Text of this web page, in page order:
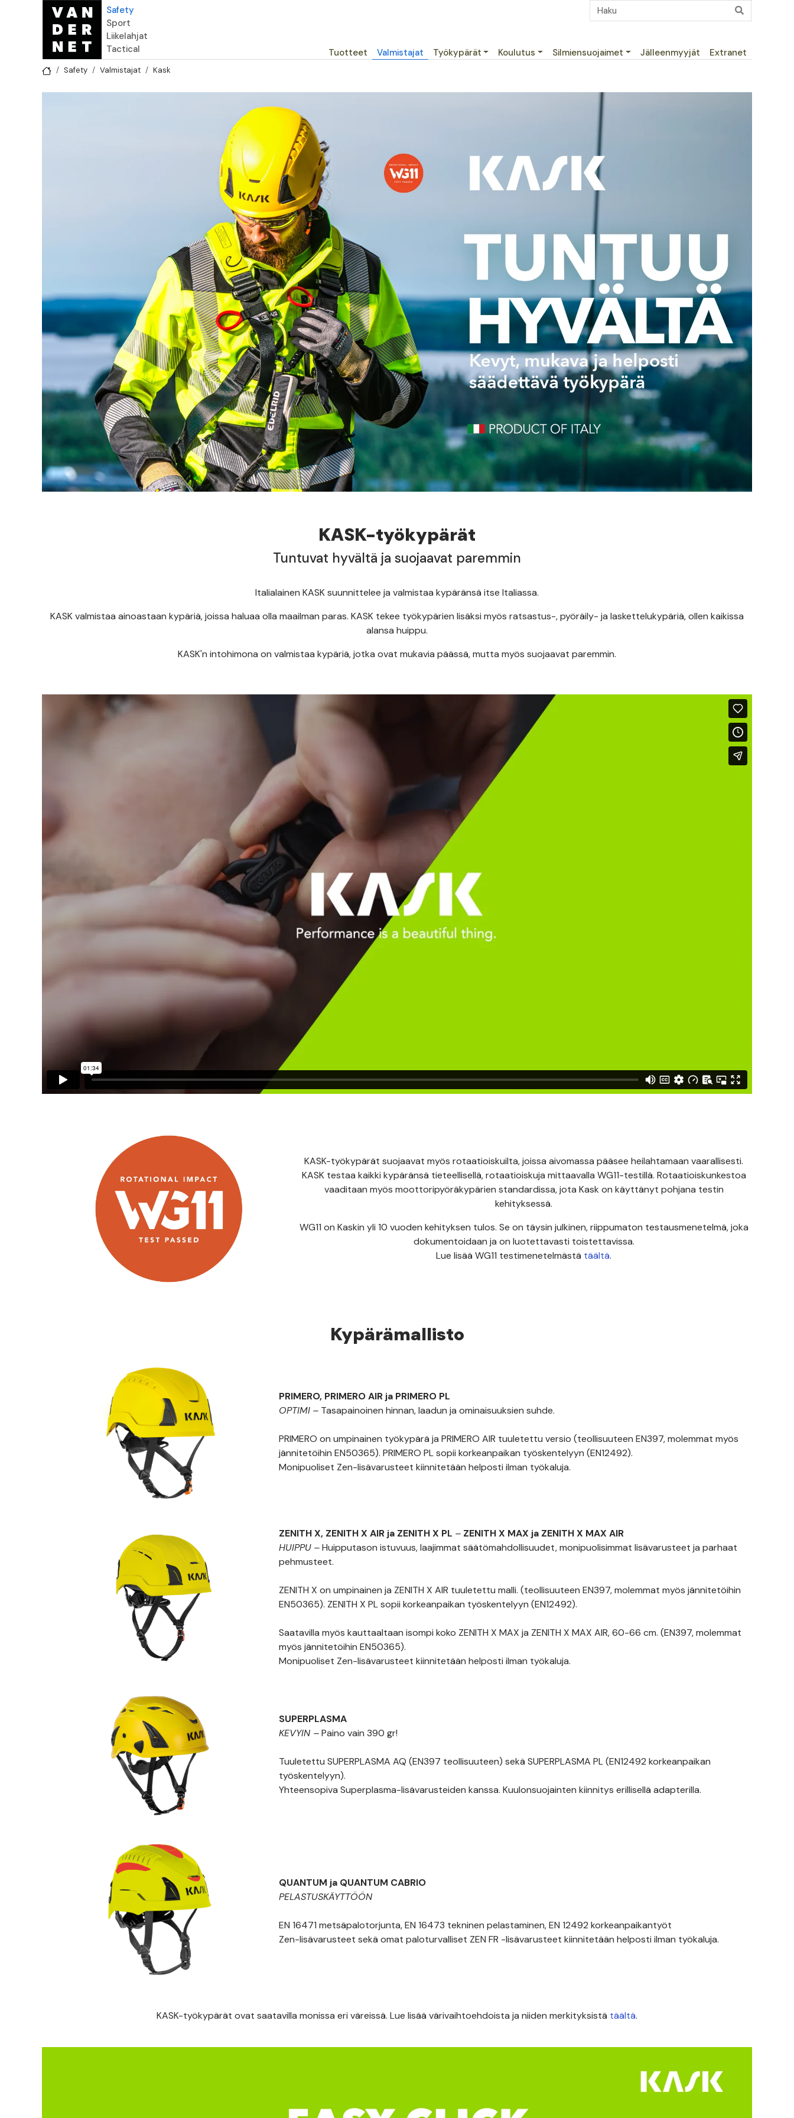
Hyppää pääsisältöön
Safety
Sport
Liikelahjat
Tactical
Päävalikko
Tuotteet Valmistajat Työkypärät Koulutus Silmiensuojaimet Jälleenmyyjät Extranet
Safety Valmistajat Kask
KASK-työkypärät
Tuntuvat hyvältä ja suojaavat paremmin
Italialainen KASK suunnittelee ja valmistaa kypäränsä itse Italiassa.
KASK valmistaa ainoastaan kypäriä, joissa haluaa olla maailman paras. KASK tekee työkypärien lisäksi myös ratsastus-, pyöräily- ja laskettelukypäriä, ollen kaikissa
alansa huippu.
KASK'n intohimona on valmistaa kypäriä, jotka ovat mukavia päässä, mutta myös suojaavat paremmin.
KASK-työkypärät suojaavat myös rotaatioiskuilta, joissa aivomassa pääsee heilahtamaan vaarallisesti.
KASK testaa kaikki kypäränsä tieteellisellä, rotaatioiskuja mittaavalla WG11-testillä. Rotaatioiskunkestoa
vaaditaan myös moottoripyöräkypärien standardissa, jota Kask on käyttänyt pohjana testin
kehityksessä.
WG11 on Kaskin yli 10 vuoden kehityksen tulos. Se on täysin julkinen, riippumaton testausmenetelmä, joka
dokumentoidaan ja on luotettavasti toistettavissa.
Lue lisää WG11 testimenetelmästä täältä.
Kypärämallisto
PRIMERO, PRIMERO AIR ja PRIMERO PL
OPTIMI –Tasapainoinen hinnan, laadun ja ominaisuuksien suhde.
PRIMERO on umpinainen työkypärä ja PRIMERO AIR tuuletettu versio (teollisuuteen EN397, molemmat myös
jännitetöihin EN50365). PRIMERO PL sopii korkeanpaikan työskentelyyn (EN12492).
Monipuoliset Zen-lisävarusteet kiinnitetään helposti ilman työkaluja.
ZENITH X, ZENITH X AIR ja ZENITH X PL –ZENITH X MAX ja ZENITH X MAX AIR
HUIPPU –Huipputason istuvuus, laajimmat säätömahdollisuudet, monipuolisimmat lisävarusteet ja parhaat
pehmusteet.
ZENITH X on umpinainen ja ZENITH X AIR tuuletettu malli. (teollisuuteen EN397, molemmat myös jännitetöihin
EN50365). ZENITH X PL sopii korkeanpaikan työskentelyyn (EN12492).
Saatavilla myös kauttaaltaan isompi koko ZENITH X MAX ja ZENITH X MAX AIR, 60-66 cm. (EN397, molemmat
myös jännitetöihin EN50365).
Monipuoliset Zen-lisävarusteet kiinnitetään helposti ilman työkaluja.
SUPERPLASMA
KEVYIN –Paino vain 390 gr!
Tuuletettu SUPERPLASMA AQ (EN397 teollisuuteen) sekä SUPERPLASMA PL (EN12492 korkeanpaikan
työskentelyyn).
Yhteensopiva Superplasma-lisävarusteiden kanssa. Kuulonsuojainten kiinnitys erillisellä adapterilla.
QUANTUM ja QUANTUM CABRIO
PELASTUSKÄYTTÖÖN
EN 16471 metsäpalotorjunta, EN 16473 tekninen pelastaminen, EN 12492 korkeanpaikantyöt
Zen-lisävarusteet sekä omat paloturvalliset ZEN FR -lisävarusteet kiinnitetään helposti ilman työkaluja.
KASK-työkypärät ovat saatavilla monissa eri väreissä. Lue lisää värivaihtoehdoista ja niiden merkityksistä täältä.